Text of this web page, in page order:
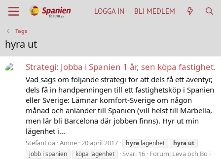
LOGGA IN BLI MEDLEM
Tags
hyra ut
Strategi: Jobba i Spanien 1 år, sen köpa fastighet.
Vad sägs om följande strategi för att dels få ett äventyr,
dels få in handpenningen till ett fastighetsköp i Spanien
eller Sverige: Lämnar komfort-Sverige om någon
månad och anländer till Spanien (vill helst till Marbella,
men lär bli Barcelona där jobben finns). Hyr ut min
lägenhet i...
StefanLoå Ämne 20 april 2017 hyra lägenhet hyra ut
jobb i spanien
köpa lägenhet Svar: 16 Forum: Leva och Bo i